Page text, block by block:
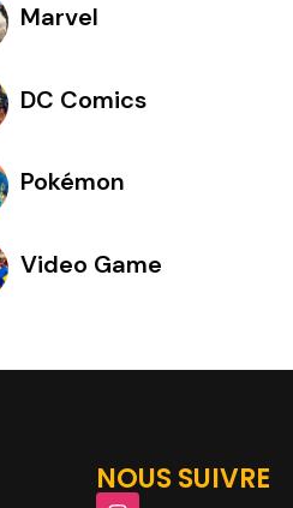
Marvel
DC Comics
Pokémon
Video Game
NOUS SUIVRE